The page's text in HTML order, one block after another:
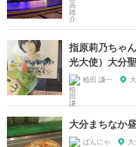
指原莉乃ちゃ
光大使）大分
植田 謙一
大分まちなか
ぱんにゃ